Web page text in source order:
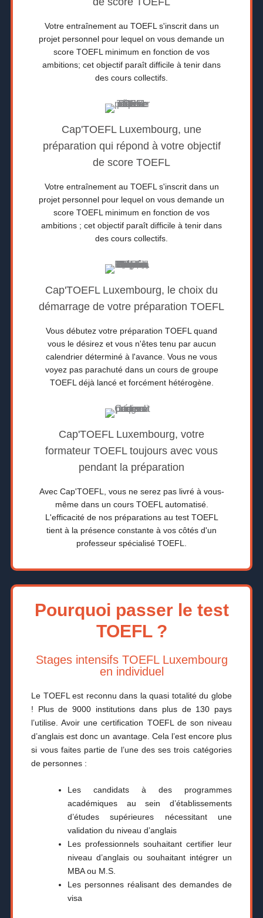
Votre entraînement au TOEFL s'inscrit dans un
projet personnel pour lequel on vous demande un
score TOEFL minimum en fonction de vos
ambitions; cet objectif paraît difficile à tenir dans
des cours collectifs.
Cap'TOEFL Luxembourg, une
préparation qui répond à votre objectif
de score TOEFL
Votre entraînement au TOEFL s'inscrit dans un
projet personnel pour lequel on vous demande un
score TOEFL minimum en fonction de vos
ambitions ; cet objectif paraît difficile à tenir dans
des cours collectifs.
Cap'TOEFL Luxembourg, le choix du
démarrage de votre préparation TOEFL
Vous débutez votre préparation TOEFL quand
vous le désirez et vous n'êtes tenu par aucun
calendrier déterminé à l'avance. Vous ne vous
voyez pas parachuté dans un cours de groupe
TOEFL déjà lancé et forcément hétérogène.
Cap'TOEFL Luxembourg, votre
formateur TOEFL toujours avec vous
pendant la préparation
Avec Cap'TOEFL, vous ne serez pas livré à vous-
même dans un cours TOEFL automatisé.
L'efficacité de nos préparations au test TOEFL
tient à la présence constante à vos côtés d'un
professeur spécialisé TOEFL.
Pourquoi passer le test
TOEFL ?
Stages intensifs TOEFL Luxembourg
en individuel
Le TOEFL est reconnu dans la quasi totalité du globe
! Plus de 9000 institutions dans plus de 130 pays
l’utilise. Avoir une certification TOEFL de son niveau
d’anglais est donc un avantage. Cela l’est encore plus
si vous faites partie de l’une des ses trois catégories
de personnes :
Les candidats à des programmes
académiques au sein d’établissements
d’études supérieures nécessitant une
validation du niveau d’anglais
Les professionnels souhaitant certifier leur
niveau d’anglais ou souhaitant intégrer un
MBA ou M.S.
Les personnes réalisant des demandes de
visa